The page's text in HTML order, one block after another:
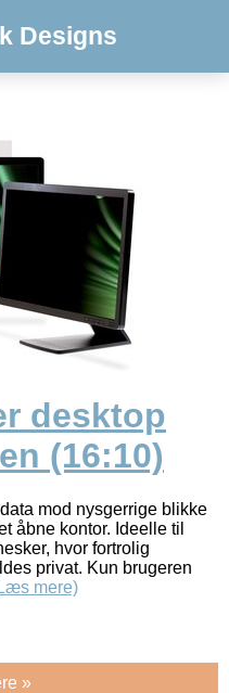
Designs
desktop
(16:10)
mod nysgerrige blikke
åbne kontor. Ideelle til
hvor fortrolig
privat. Kun brugeren
mere)
»